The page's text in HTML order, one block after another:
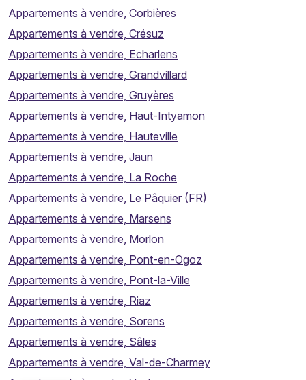
Appartements à vendre, Corbières
Appartements à vendre, Crésuz
Appartements à vendre, Echarlens
Appartements à vendre, Grandvillard
Appartements à vendre, Gruyères
Appartements à vendre, Haut-Intyamon
Appartements à vendre, Hauteville
Appartements à vendre, Jaun
Appartements à vendre, La Roche
Appartements à vendre, Le Pâquier (FR)
Appartements à vendre, Marsens
Appartements à vendre, Morlon
Appartements à vendre, Pont-en-Ogoz
Appartements à vendre, Pont-la-Ville
Appartements à vendre, Riaz
Appartements à vendre, Sorens
Appartements à vendre, Sâles
Appartements à vendre, Val-de-Charmey